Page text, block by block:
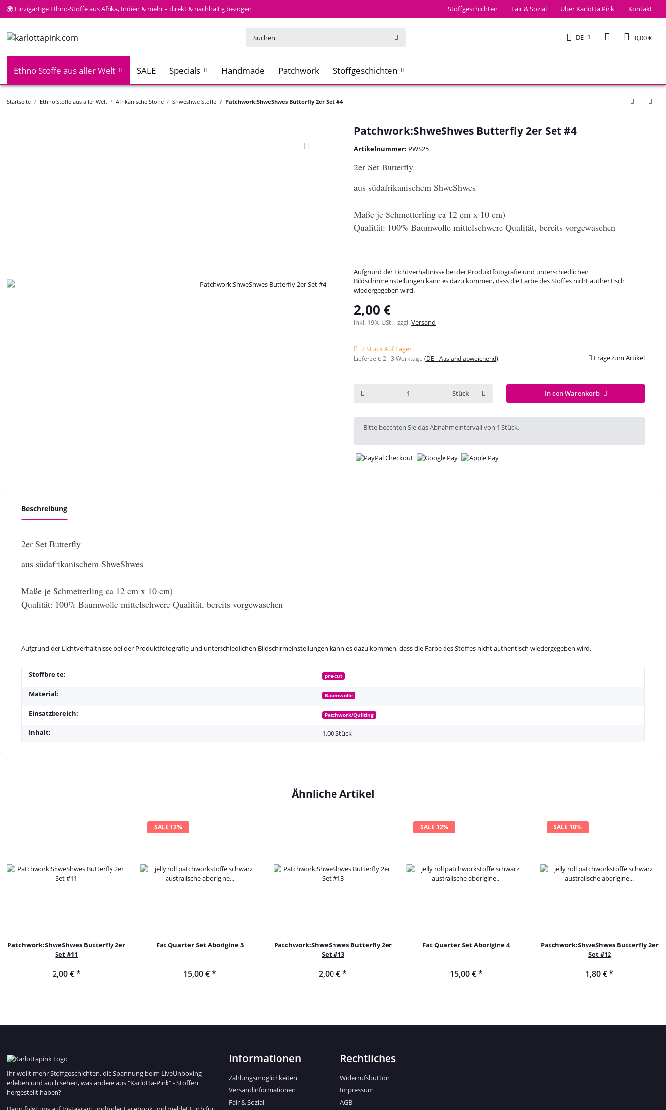
Stoffgeschichten Fair & Sozial Über Karlotta Pink Kontakt
🌍 Einzigartige Ethno-Stoffe aus Afrika, Indien & mehr – direkt & nachhaltig bezogen
DE 0,00 €
Ethno Stoffe aus aller Welt SALE Specials Handmade Patchwork Stoffgeschichten
Startseite Ethno Stoffe aus aller Welt Afrikanische Stoffe Shweshwe Stoffe Patchwork:ShweShwes Butterfly 2er Set #4
Patchwork:ShweShwes Butterfly 2er Set #4
Artikelnummer: PWS25
2er Set Butterfly
aus südafrikanischem ShweShwes
Maße je Schmetterling ca 12 cm x 10 cm)
Qualität: 100% Baumwolle mittelschwere Qualität, bereits vorgewaschen
Aufgrund der Lichtverhältnisse bei der Produktfotografie und unterschiedlichen
Bildschirmeinstellungen kann es dazu kommen, dass die Farbe des Stoffes nicht authentisch
wiedergegeben wird.
2,00 €
inkl. 19% USt. , zzgl.Versand
2 Stück Auf Lager
Lieferzeit:2 - 3 Werktage (DE - Ausland abweichend) Frage zum Artikel
Stück In den Warenkorb
x
Bitte beachten Sie das Abnahmeintervall von 1 Stück.
Beschreibung
2er Set Butterfly
aus südafrikanischem ShweShwes
Maße je Schmetterling ca 12 cm x 10 cm)
Qualität: 100% Baumwolle mittelschwere Qualität, bereits vorgewaschen
Aufgrund der Lichtverhältnisse bei der Produktfotografie und unterschiedlichen Bildschirmeinstellungen kann es dazu kommen, dass die Farbe des Stoffes nicht authentisch wiedergegeben wird.
Stoffbreite: pre-cut
Material: Baumwolle
Einsatzbereich: Patchwork/Quilting
Inhalt: 1,00 Stück
Ähnliche Artikel
Patchwork:ShweShwes Butterfly 2er
Set #11
2,00 €*
SALE 12%
Fat Quarter Set Aborigine 3
15,00 €*
Patchwork:ShweShwes Butterfly 2er
Set #13
2,00 €*
SALE 12%
Fat Quarter Set Aborigine 4
15,00 €*
SALE 10%
Patchwork:ShweShwes Butterfly 2er
Set #12
1,80 €*
Ihr wollt mehr Stoffgeschichten, die Spannung beim LiveUnboxing
erleben und auch sehen, was andere aus "Karlotta-Pink" - Stoffen
hergestellt haben?
Informationen
Zahlungsmöglichkeiten
Versandinformationen
Fair & Sozial
Rechtliches
Widerrufsbutton
Impressum
AGB